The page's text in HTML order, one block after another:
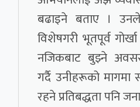
बढाइने बताए । उनले
विशेषगरी भूतपूर्व
नजिकबाट बुझ्ने
गर्दै उनीहरूको
रहने प्रतिबद्धता पनि